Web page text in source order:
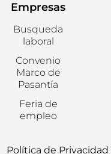
Empresas
Busqueda
laboral
Convenio
Marco de
Pasantía
Feria de
empleo
Política de Privacidad